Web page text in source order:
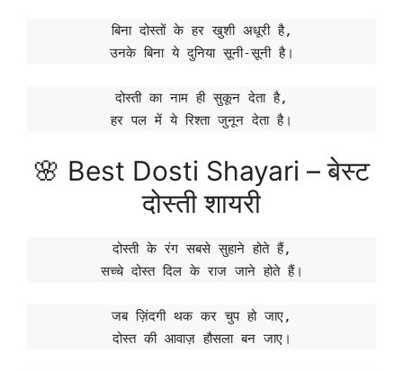
बिना दोस्तों के हर खुशी अधूरी है,
उनके बिना ये दुनिया सूनी-सूनी है।
दोस्ती का नाम ही सुकून देता है,
हर पल में ये रिश्ता जुनून देता है।
🌸 Best Dosti Shayari – बेस्ट
दोस्ती शायरी
दोस्ती के रंग सबसे सुहाने होते हैं,
सच्चे दोस्त दिल के राज जाने होते हैं।
जब ज़िंदगी थक कर चुप हो जाए,
दोस्त की आवाज़ हौसला बन जाए।